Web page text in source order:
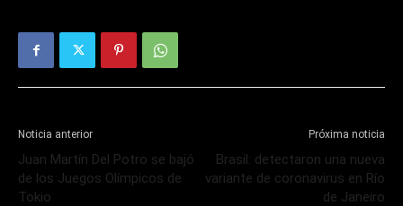
Noticia anterior
Juan Martín Del Potro se bajó
de los Juegos Olímpicos de
Tokio
Próxima noticia
Brasil: detectaron una nueva
variante de coronavirus en Río
de Janeiro